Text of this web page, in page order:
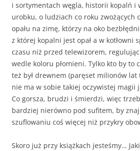
i sortymentach węgla, historii kopalń i
urobku, o ludziach co roku zwożących
opału na zimę, którzy na oko
z której kopalni jest opał a w kotłowni
czasu niż przed telewizorem,
wedle koloru płomieni. Tylko kto by to
też był drewnem (paręset milionów lat
nie ma w sobie takiej oczywistej magii
Co gorsza, brudzi i śmierdzi, więc
bardziej nierówno pod sufitem, by
szuflowaniu coś więcej niż przykry
Skoro już przy książkach jesteśmy…